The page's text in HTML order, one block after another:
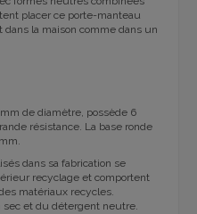
placer ce porte-manteau
dans la maison comme dans un
de diamètre, possède 6
résistance. La base ronde
dans sa fabrication se
recyclage et comportent
matériaux recycles.
sec et du détergent neutre.